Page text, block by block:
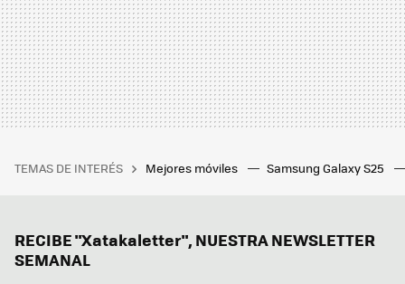
TEMAS DE INTERÉS Mejores móviles Samsung Galaxy S25
RECIBE "Xatakaletter", NUESTRA NEWSLETTER
SEMANAL